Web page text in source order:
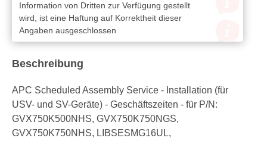
Information von Dritten zur Verfügung gestellt
wird, ist eine Haftung auf Korrektheit dieser
Angaben ausgeschlossen
Beschreibung
APC Scheduled Assembly Service - Installation (für
USV- und SV-Geräte) - Geschäftszeiten - für P/N:
GVX750K500NHS, GVX750K750NGS,
GVX750K750NHS, LIBSESMG16UL,